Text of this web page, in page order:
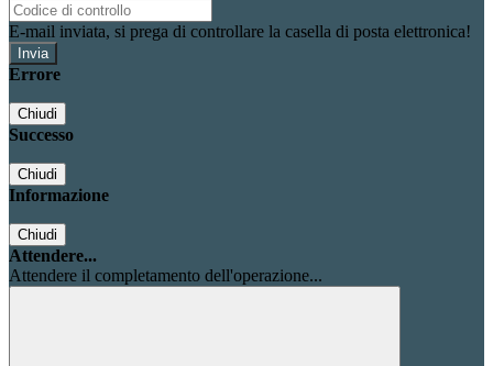
E-mail inviata, si prega di controllare la casella di posta elettronica!
Errore
Chiudi
Successo
Chiudi
Informazione
Chiudi
Attendere...
Attendere il completamento dell'operazione...